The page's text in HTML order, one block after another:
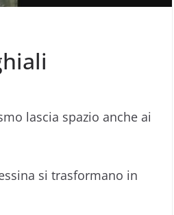
lascia spazio anche ai
si trasformano in